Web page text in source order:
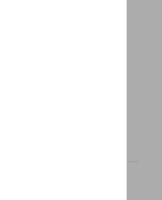
des prix recommandés
Pour connaitre le prix
montage, veuillez
Les prix recommandés